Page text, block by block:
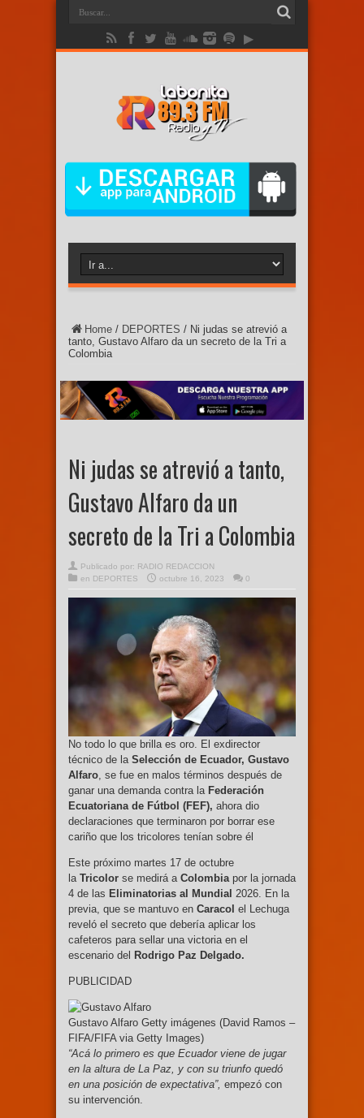
Home / DEPORTES / Ni judas se atrevió a
tanto, Gustavo Alfaro da un secreto de la Tri a
Colombia
Ni judas se atrevió a tanto,
Gustavo Alfaro da un
secreto de la Tri a Colombia
Publicado por: RADIO REDACCION
en DEPORTES octubre 16, 2023 0
No todo lo que brilla es oro. El exdirector
técnico de la Selección de Ecuador, Gustavo
Alfaro, se fue en malos términos después de
ganar una demanda contra la Federación
Ecuatoriana de Fútbol (FEF), ahora dio
declaraciones que terminaron por borrar ese
cariño que los tricolores tenían sobre él
Este próximo martes 17 de octubre
la Tricolor se medirá a Colombiapor la jornada
4 de las Eliminatorias al Mundial 2026. En la
previa, que se mantuvo en Caracol el Lechuga
reveló el secreto que debería aplicar los
cafeteros para sellar una victoria en el
escenario del Rodrigo Paz Delgado.
PUBLICIDAD
Gustavo Alfaro Getty imágenes (David Ramos –
FIFA/FIFA via Getty Images)
“Acá lo primero es que Ecuador viene de jugar
en la altura de La Paz, y con su triunfo quedó
en una posición de expectativa”, empezó con
su intervención.